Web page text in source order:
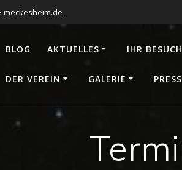
BLOG AKTUELLES IHR BESUCH
DER VEREIN GALERIE